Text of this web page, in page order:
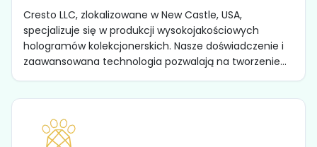
Cresto LLC, zlokalizowane w New Castle, USA,
specjalizuje się w produkcji wysokojakościowych
hologramów kolekcjonerskich. Nasze doświadczenie i
zaawansowana technologia pozwalają na tworzenie...